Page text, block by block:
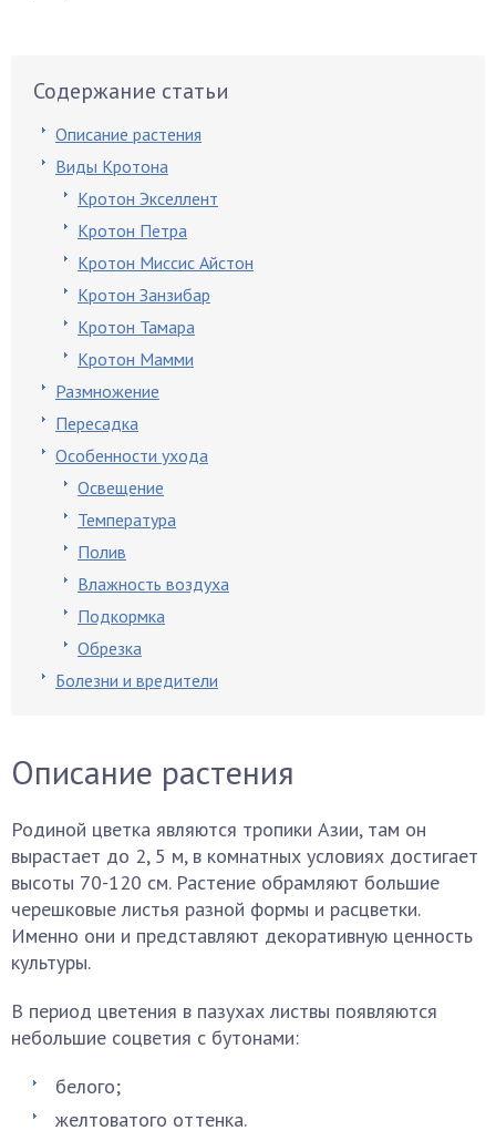
Содержание статьи
Описание растения
Виды Кротона
Кротон Экселлент
Кротон Петра
Кротон Миссис Айстон
Кротон Занзибар
Кротон Тамара
Кротон Мамми
Размножение
Пересадка
Особенности ухода
Освещение
Температура
Полив
Влажность воздуха
Подкормка
Обрезка
Болезни и вредители
Описание растения
Родиной цветка являются тропики Азии, там он
вырастает до 2, 5 м, в комнатных условиях достигает
высоты 70-120 см. Растение обрамляют большие
черешковые листья разной формы и расцветки.
Именно они и представляют декоративную ценность
культуры.
В период цветения в пазухах листвы появляются
небольшие соцветия с бутонами:
белого;
желтоватого оттенка.